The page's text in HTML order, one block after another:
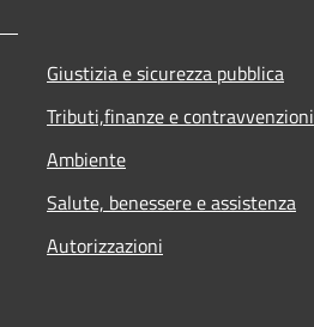
Giustizia e sicurezza pubblica
Tributi,finanze e contravvenzioni
Ambiente
Salute, benessere e assistenza
Autorizzazioni